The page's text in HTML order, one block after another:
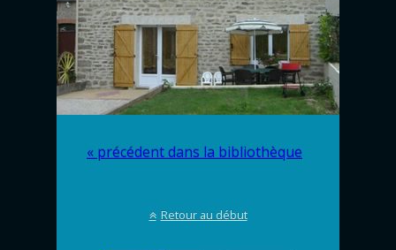
« précédent dans la bibliothèque
Retour au début